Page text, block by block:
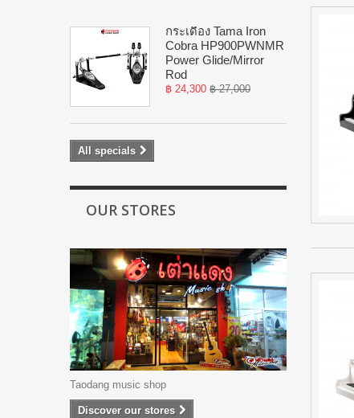
กระเดื่อง Tama Iron
Cobra HP900PWNMR
Power Glide/Mirror
Rod
฿ 24,300 ฿ 27,000
All specials
OUR STORES
Taodang music shop
Discover our stores